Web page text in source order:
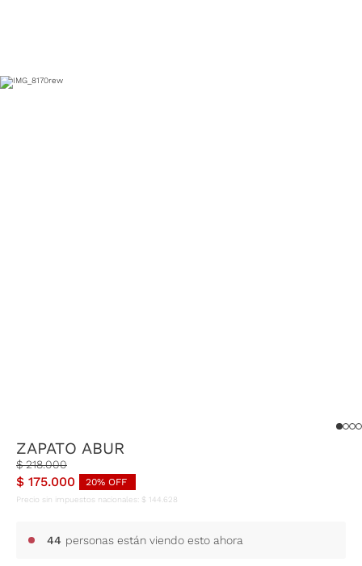
ZAPATO ABUR
$ 218.000
$ 175.000 20% OFF
Precio sin impuestos nacionales: $ 144 628
44 personas están viendo esto ahora